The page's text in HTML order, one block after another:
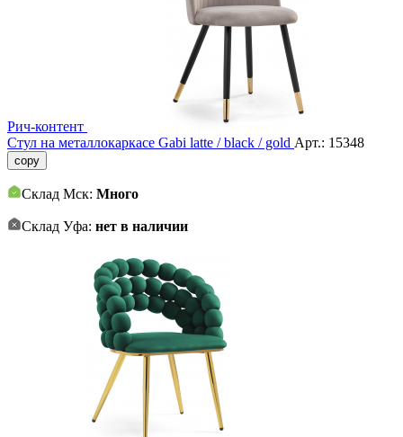
Рич-контент
Стул на металлокаркасе Gabi latte / black / gold Арт.: 15348
copy
Склад Мск: Много
Склад Уфа: нет в наличии